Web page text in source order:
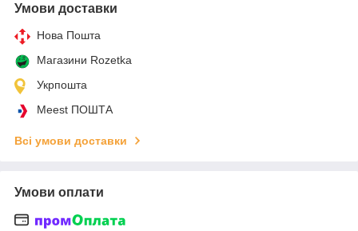
Умови доставки
Нова Пошта
Магазини Rozetka
Укрпошта
Meest ПОШТА
Всі умови доставки
Умови оплати